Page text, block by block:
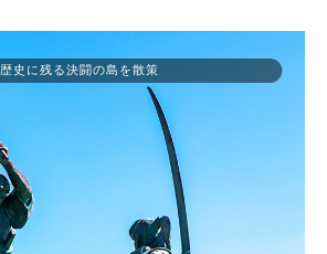
歴史に残る決闘の島を散策